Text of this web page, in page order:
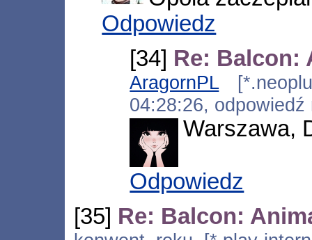
Odpowiedz
[34] Re: Balcon:
AragornPL
04:28:26,
Warszawa,
Odpowiedz
[35] Re: Balcon: